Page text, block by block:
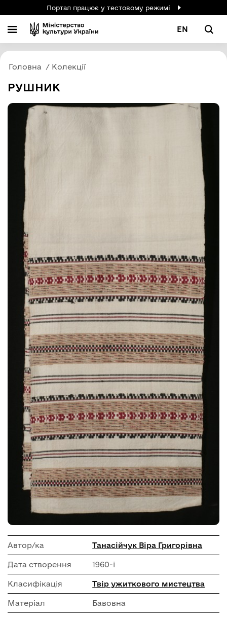
Портал працює у тестовому режимі
EN
Головна Колекції
РУШНИК
Автор/ка Танасійчук Віра Григорівна
Дата створення 1960-і
Класифікація Твір ужиткового мистецтва
Матеріал Бавовна